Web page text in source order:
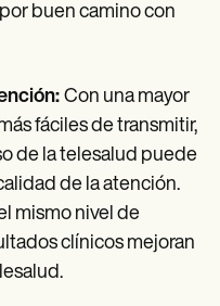
buen camino con
Con una mayor
fáciles de transmitir,
de la telesalud puede
de la atención.
mismo nivel de
clínicos mejoran